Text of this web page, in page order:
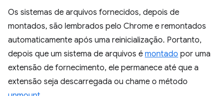
Os sistemas de arquivos fornecidos, depois de
montados, são lembrados pelo Chrome e remontados
automaticamente após uma reinicialização. Portanto,
depois que um sistema de arquivos é montado por uma
extensão de fornecimento, ele permanece até que a
extensão seja descarregada ou chame o método